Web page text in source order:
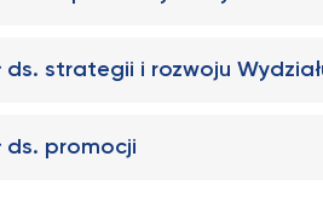
ds. strategii i rozwoju
ds. promocji